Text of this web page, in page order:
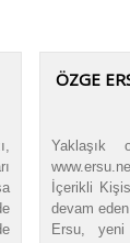
ÖZGE
Yaklaşık
İçerikli
devam
Ersu,